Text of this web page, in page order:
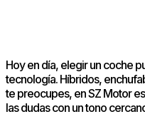
Hoy en día, elegir un coche
tecnología. Híbridos,
te preocupes, en SZ Motor
las dudas con un tono